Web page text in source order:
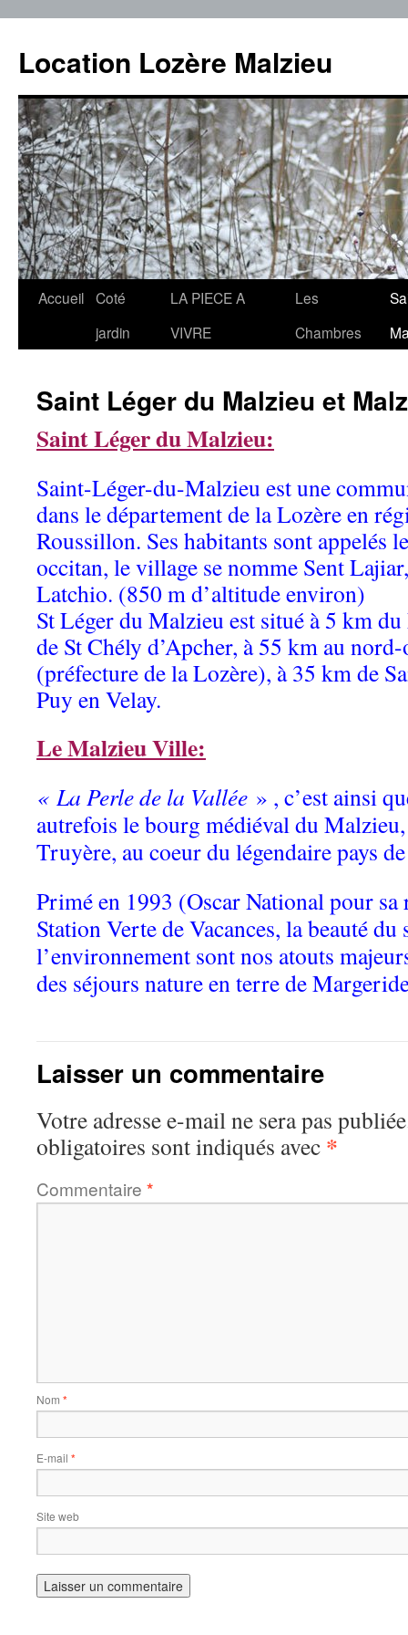
Location Lozère Malzieu
Aller
Accueil Coté
jardin
LA PIECE A
VIVRE
Les
Chambres
Saint Léger du Malzieu et
Saint Léger du Malzieu:
Saint-Léger-du-Malzieu est une
dans le département de la Lozère en
Roussillon. Ses habitants sont appelés
occitan, le village se nomme Sent
Latchio. (850 m d’altitude environ)
St Léger du Malzieu est situé à 5 km
de St Chély d’Apcher, à 55 km au
(préfecture de la Lozère), à 35 km de
Puy en Velay.
Le Malzieu Ville:
« La Perle de la Vallée » , c’est ainsi
autrefois le bourg médiéval du
Truyère, au coeur du légendaire pays
Primé en 1993 (Oscar National pour
Station Verte de Vacances, la beauté
l’environnement sont nos atouts
des séjours nature en terre de
Laisser un commentaire
Votre adresse e-mail ne sera pas
obligatoires sont indiqués avec *
Commentaire *
Nom *
E-mail *
Site web